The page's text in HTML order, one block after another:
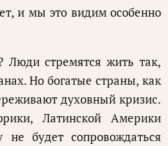
и мы это видим особенно
Люди стремятся жить так,
Но богатые страны, как
духовный кризис.
Латинской Америки
не будет сопровождаться